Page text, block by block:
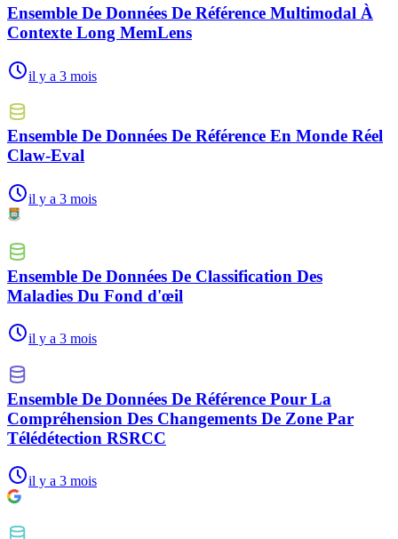
Ensemble De Données De Référence Multimodal À
Contexte Long MemLens
il y a 3 mois
Ensemble De Données De Référence En Monde Réel
Claw-Eval
il y a 3 mois
Ensemble De Données De Classification Des
Maladies Du Fond d'œil
il y a 3 mois
Ensemble De Données De Référence Pour La
Compréhension Des Changements De Zone Par
Télédétection RSRCC
il y a 3 mois